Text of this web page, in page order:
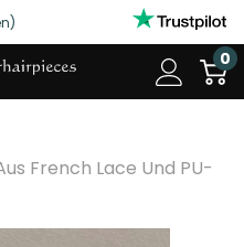
0
French Lace Und PU-